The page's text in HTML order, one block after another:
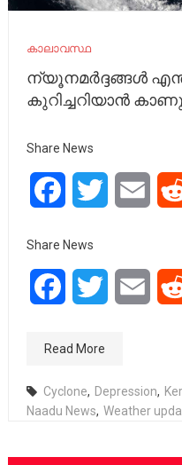
കാലാവസ്ഥ
ന്യൂനമർദ്ദങ്ങൾ
കുറിച്ചറിയാൻ
Share News
FacebookTwitter
Share News
FacebookTwitter
Read More
Cyclone, Depression,
Naadu News, Weather